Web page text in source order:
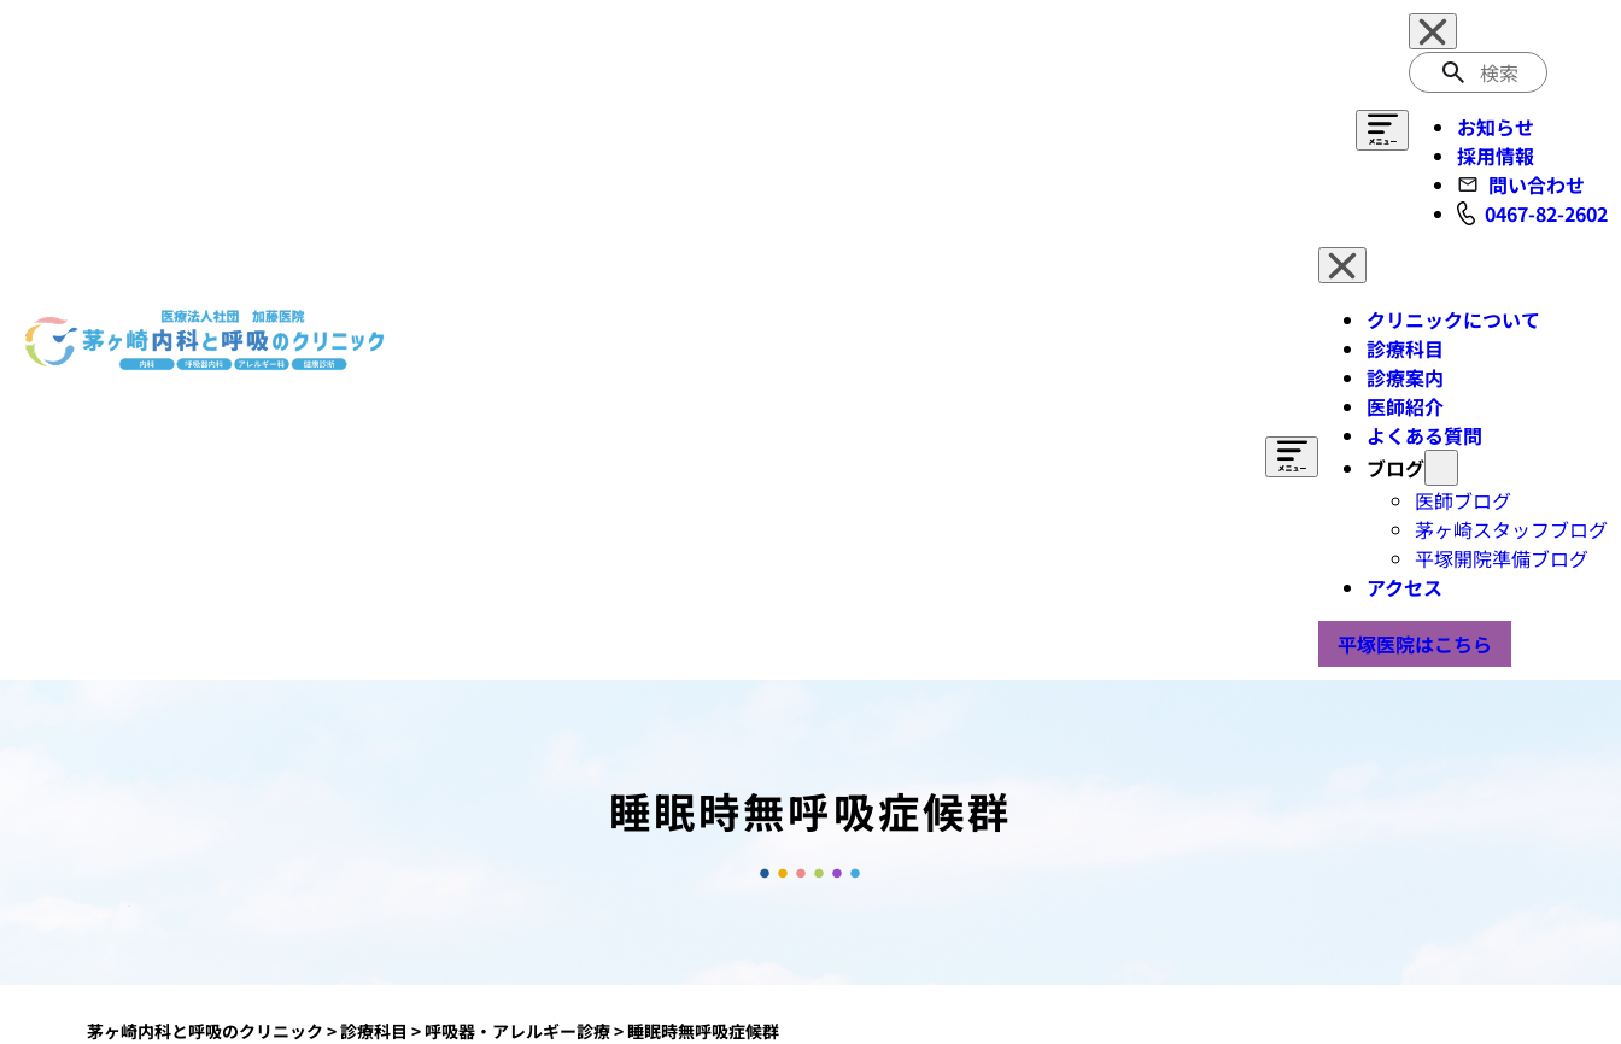
検
索
お知らせ
採用情報
問い合わせ
0467-82-2602
クリニックについて
診療科目
診療案内
医師紹介
よくある質問
ブログ
医師ブログ
茅ヶ崎スタッフブログ
平塚開院準備ブログ
アクセス
平塚医院はこちら
睡眠時無呼吸症候群
茅ヶ崎内科と呼吸のクリニック >診療科目 >呼吸器・アレルギー診療>睡眠時無呼吸症候群